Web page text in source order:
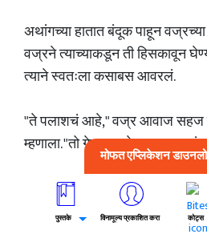
अथांगच्या हातात बंदूक पाहून
वज्रने त्याच्याकडून ती हिसकावून
त्याने स्वतःला कसाबस आवरलं.
"ते पलाशचं आहे," वज्र आवाज सहज
म्हणाला. "तो गेल्यावर ते मला सापडलं."
अथांग बंदुकीकडेच पाहत होता. त्याने
नळीचा वास घेतला.
मोफत एप्लिकेशन
पुस्तके विनामूल्य प्रकाशित करा कोट्स